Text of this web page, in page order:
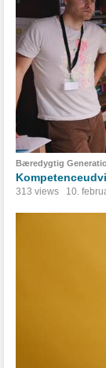
Bæredygtig
313 views 10.